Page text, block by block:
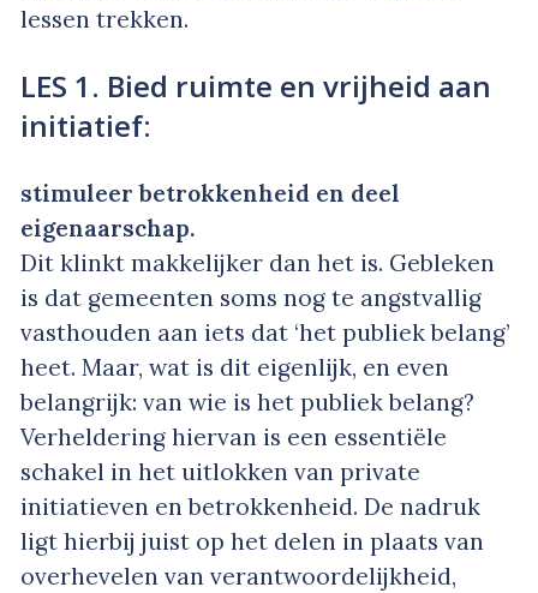
lessen trekken.
LES 1. Bied ruimte en vrijheid aan
initiatief:
stimuleer betrokkenheid en deel
eigenaarschap.
Dit klinkt makkelijker dan het is. Gebleken
is dat gemeenten soms nog te angstvallig
vasthouden aan iets dat ‘het publiek belang’
heet. Maar, wat is dit eigenlijk, en even
belangrijk: van wie is het publiek belang?
Verheldering hiervan is een essentiële
schakel in het uitlokken van private
initiatieven en betrokkenheid. De nadruk
ligt hierbij juist op het delen in plaats van
overhevelen van verantwoordelijkheid,